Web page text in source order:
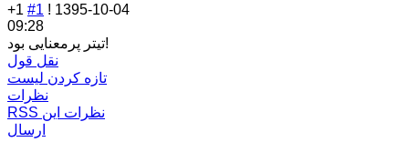
+1 #1 ! 1395-10-04
09:28
تیتر پرمعنایی بود!
نقل قول
تازه کردن لیست
نظرات
RSS نظرات این
ارسال